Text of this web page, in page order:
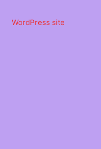
περιεχόμενο
WordPress site